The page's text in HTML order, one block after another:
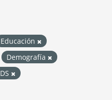
Educación
Demografía